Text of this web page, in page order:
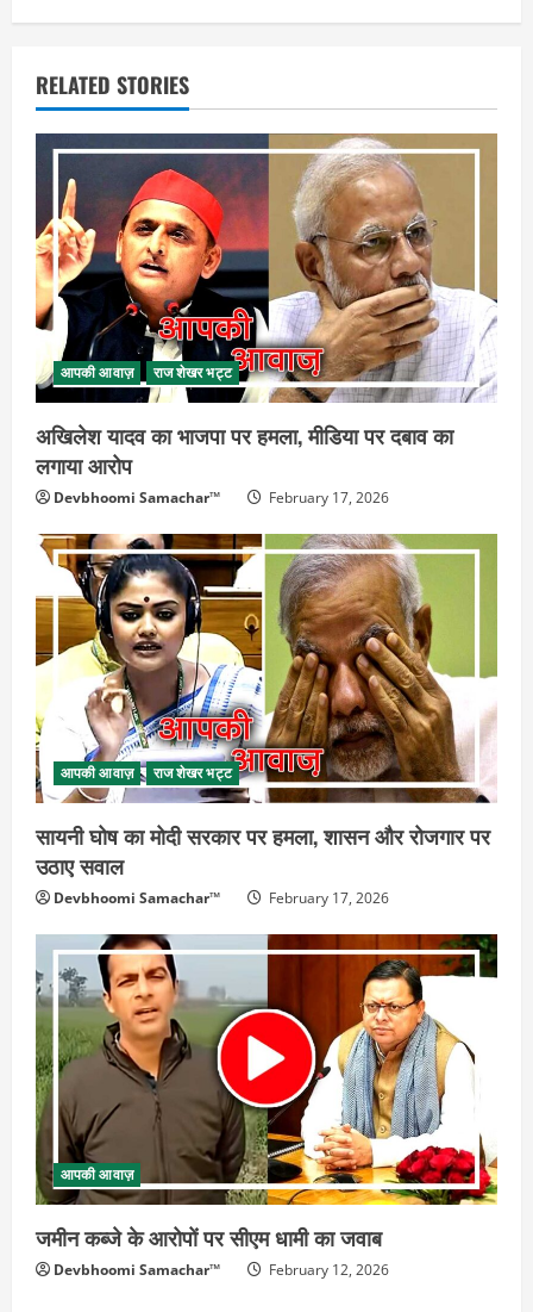
RELATED STORIES
आपकी आवाज़ राज शेखर भट्ट
अखिलेश यादव का भाजपा पर हमला, मीडिया पर दबाव का
लगाया आरोप
Devbhoomi Samachar™ February 17, 2026
आपकी आवाज़ राज शेखर भट्ट
सायनी घोष का मोदी सरकार पर हमला, शासन और रोजगार पर
उठाए सवाल
Devbhoomi Samachar™ February 17, 2026
आपकी आवाज़
जमीन कब्जे के आरोपों पर सीएम धामी का जवाब
Devbhoomi Samachar™ February 12, 2026